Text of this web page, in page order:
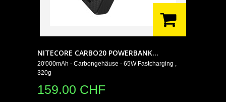
NITECORE CARBO20 POWERBANK...
20'000mAh - Carbongehäuse - 65W Fastcharging ,
320g
159.00 CHF